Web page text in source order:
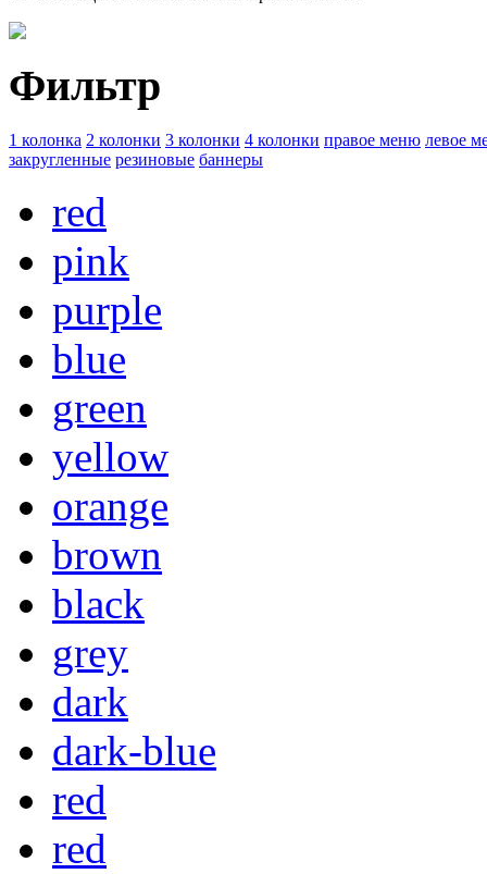
Фильтр
1 колонка 2 колонки 3 колонки 4 колонки правое меню левое
закругленные резиновые баннеры
red
pink
purple
blue
green
yellow
orange
brown
black
grey
dark
dark-blue
red
red